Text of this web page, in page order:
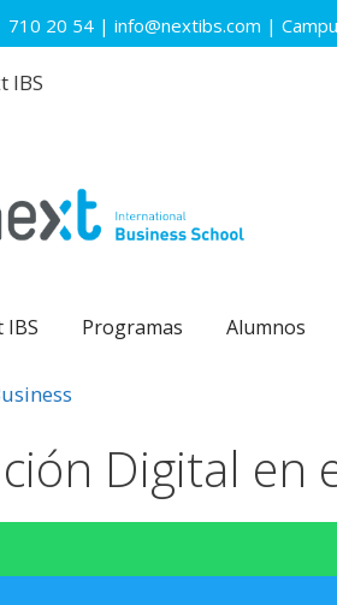
710 20 54 | info@nextibs.com |
IBS Programas Alumnos
Digital